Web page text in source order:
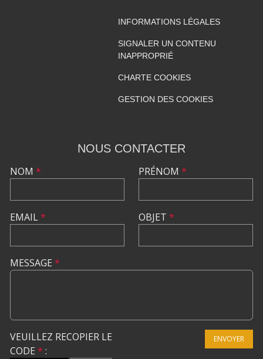
INFORMATIONS LÉGALES
SIGNALER UN CONTENU
INAPPROPRIÉ
CHARTE COOKIES
GESTION DES COOKIES
NOUS CONTACTER
NOM *
EMAIL*
PRÉNOM *
OBJET *
MESSAGE *
VEUILLEZ RECOPIER LE
CODE * :
ENVOYER